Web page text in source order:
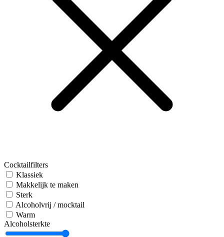
Cocktailfilters
Klassiek
Makkelijk te maken
Sterk
Alcoholvrij / mocktail
Warm
Alcoholsterkte